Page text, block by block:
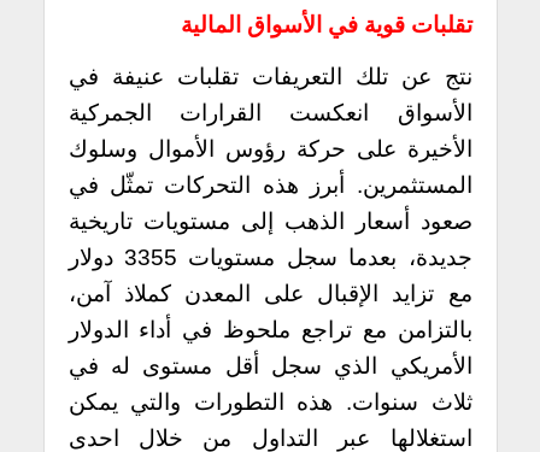
تقلبات قوية في الأسواق المالية
نتج عن تلك التعريفات تقلبات عنيفة في
الأسواق انعكست القرارات الجمركية
الأخيرة على حركة رؤوس الأموال وسلوك
المستثمرين. أبرز هذه التحركات تمثّل في
صعود أسعار الذهب إلى مستويات تاريخية
جديدة، بعدما سجل مستويات 3355 دولار
مع تزايد الإقبال على المعدن كملاذ آمن،
بالتزامن مع تراجع ملحوظ في أداء الدولار
الأمريكي الذي سجل أقل مستوى له في
ثلاث سنوات. هذه التطورات والتي يمكن
استغلالها عبر التداول من خلال احدى